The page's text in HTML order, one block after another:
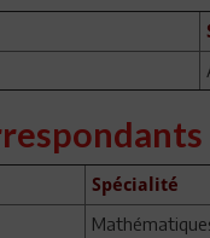
Spécialité